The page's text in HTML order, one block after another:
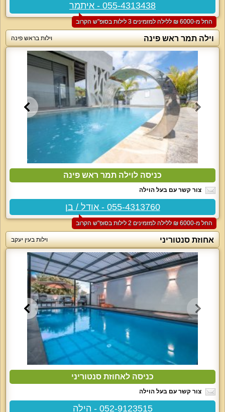
055-4313438 - איתמר
החל מ-‏6000 ₪ ללילה למזמינים 3 לילות בסופ"ש הקרוב
וילה תמר ראש פינה וילות בראש פינה
כניסה לוילה תמר ראש פינה
צור קשר עם בעל הוילה
055-4313760 - אודל / בן
החל מ-‏6000 ₪ ללילה למזמינים 2 לילות בסופ"ש הקרוב
אחוזת סנטוריני וילות בעין יעקב
כניסה לאחוזת סנטוריני
צור קשר עם בעל הוילה
052-9123515 - הילה